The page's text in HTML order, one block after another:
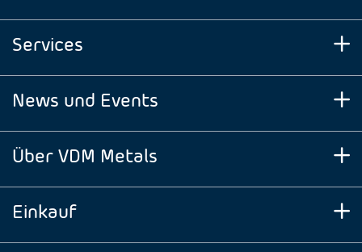
Services
News und Events
Über VDM Metals
Einkauf